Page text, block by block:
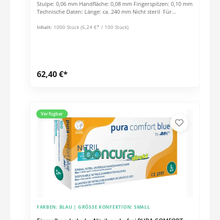
Stulpe: 0,06 mm Handfläche: 0,08 mm Fingerspitzen: 0,10 mm
Technische Daten: Länge: ca. 240 mm Nicht steril Für
2016/425: Kategorie I MP-Verordnung (EU) 2017/745: Klasse I
Inhalt: 1000 Stück (6,24 €* / 100 Stück)
62,40 €*
Verfügbar
FARBEN: BLAU | GRÖSSE KONFEKTION: SMALL